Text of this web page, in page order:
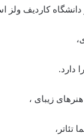
دانشگاه کاردیف ولز
دارد.
زیبای ،
تئاتر،